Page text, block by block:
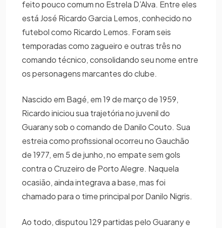
feito pouco comum no Estrela D’Alva. Entre eles
está José Ricardo Garcia Lemos, conhecido no
futebol como Ricardo Lemos. Foram seis
temporadas como zagueiro e outras três no
comando técnico, consolidando seu nome entre
os personagens marcantes do clube.
Nascido em Bagé, em 19 de março de 1959,
Ricardo iniciou sua trajetória no juvenil do
Guarany sob o comando de Danilo Couto. Sua
estreia como profissional ocorreu no Gauchão
de 1977, em 5 de junho, no empate sem gols
contra o Cruzeiro de Porto Alegre. Naquela
ocasião, ainda integrava a base, mas foi
chamado para o time principal por Danilo Nigris.
Ao todo, disputou 129 partidas pelo Guarany e